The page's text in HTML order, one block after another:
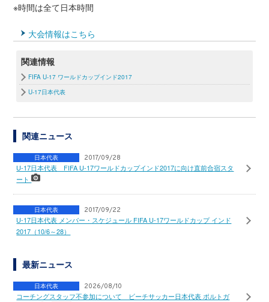
※時間は全て日本時間
大会情報はこちら
関連情報
FIFA U-17 ワールドカップインド2017
U-17日本代表
関連ニュース
日本代表 2017/09/28
U-17日本代表 FIFA U-17ワールドカップインド2017に向け直前合宿スタ
ート
日本代表 2017/09/22
U-17日本代表 メンバー・スケジュール FIFA U-17ワールドカップ インド
2017（10/6～28）
最新ニュース
日本代表 2026/08/10
コーチングスタッフ不参加について ビーチサッカー日本代表 ポルトガ